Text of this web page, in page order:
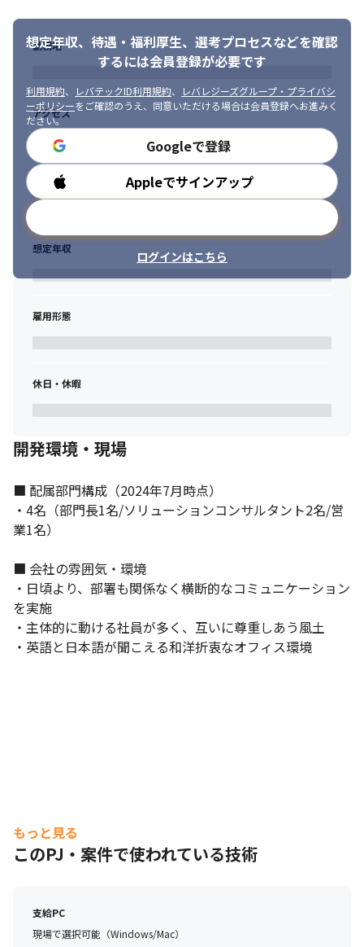
想定年収、待遇・福利厚生、 選考プロセスなどを確認
するには会員登録が必要です
利用規約、 レバテックID利用規約、
レバレジーズグループ・プライバシ
ーポリシーをご確認のうえ、同意いただける場合は会員登録へお進みく
ださい。
Googleで登録
Appleでサインアップ
ログインはこちら
勤務地
アクセス
勤務時間
想定年収
雇用形態
休日・休暇
開発環境・現場
■ 配属部門構成（2024年7月時点）
・4名（部門長1名/ソリューションコンサルタント2名/営
業1名）
■ 会社の雰囲気・環境
・日頃より、部署も関係なく横断的なコミュニケーション
を実施
・主体的に動ける社員が多く、互いに尊重しあう風土
・英語と日本語が聞こえる和洋折衷なオフィス環境
もっと見る
このPJ・案件で使われている技術
支給PC
現場で選択可能（Windows/Mac）